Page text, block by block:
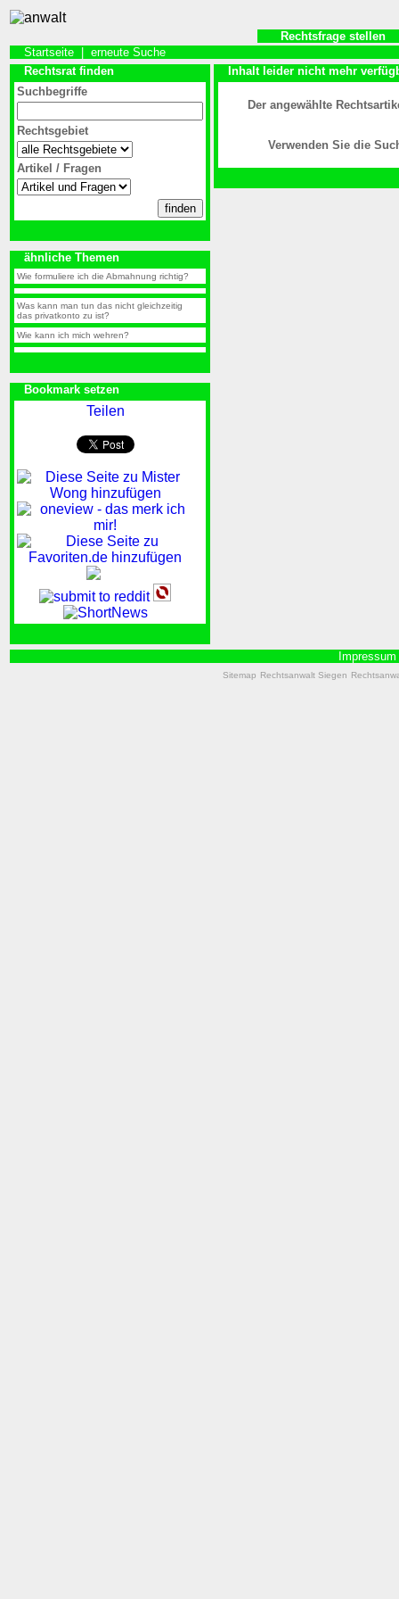
Rechtsfrage stellen
Startseite
erneute Suche
Rechtsrat finden
Suchbegriffe
Rechtsgebiet
Artikel / Fragen
ähnliche Themen
Wie formuliere ich die Abmahnung richtig?
Was kann man tun das nicht gleichzeitig
das privatkonto zu ist?
Wie kann ich mich wehren?
Bookmark setzen
Teilen
Inhalt leider nicht mehr
Der angewählte
Verwenden Sie die
Impressum
Sitemap Rechtsanwalt Siegen